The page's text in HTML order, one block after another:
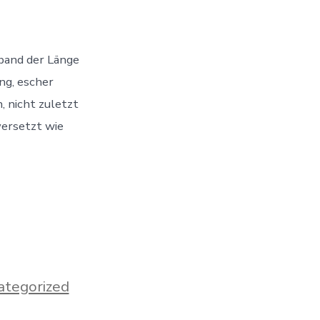
der Länge
escher
nicht zuletzt
wie